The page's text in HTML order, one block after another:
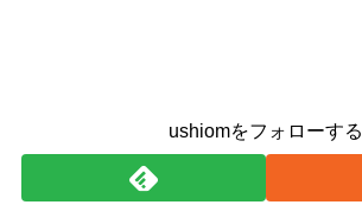
ushiomをフォローする